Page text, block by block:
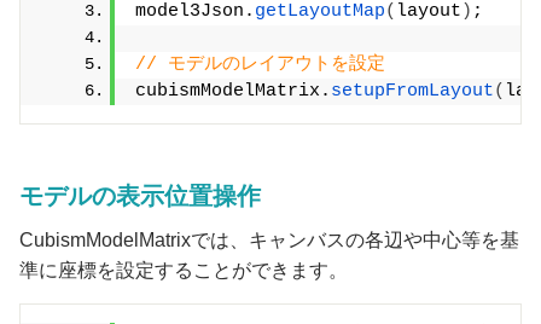
model3Json. getLayoutMap( layout ) ;
// モデルのレイアウトを設定
cubismModelMatrix. setupFromLayout(
モデルの表示位置操作
CubismModelMatrixでは、キャンバスの各辺や中心等を基
準に座標を設定することができます。